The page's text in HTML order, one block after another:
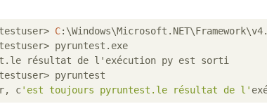
C:\Windows\Microsoft.NET\Framework\v4.
pyruntest.exe
pyruntest
c'est toujours pyruntest.le résultat de l'